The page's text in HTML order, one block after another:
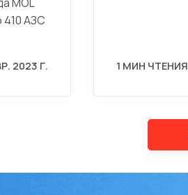
АЗС
2023 Г. 1 МИН ЧТЕНИЯ